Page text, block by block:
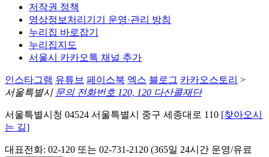
저작권 정책
영상정보처리기기 운영·관리 방침
누리집 바로잡기
누리집지도
서울시 카카오톡 채널 추가
인스타그램 유튜브 페이스북 엑스 블로그 카카오스토리 >
서울특별시 문의 전화번호 120, 120 다산콜재단
서울특별시청 04524 서울특별시 중구 세종대로 110 [찾아오시
는 길]
대표전화: 02-120 또는 02-731-2120 (365일 24시간 운영/유료